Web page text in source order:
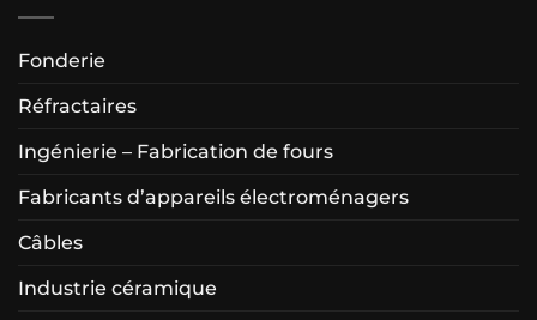
Fonderie
Réfractaires
Ingénierie – Fabrication de fours
Fabricants d’appareils électroménagers
Câbles
Industrie céramique